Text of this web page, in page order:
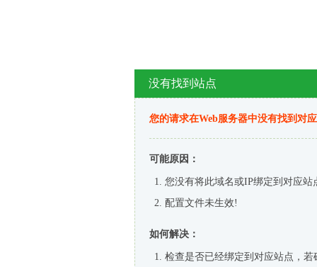
没有找到站点
您的请求在Web服务器中没有找到对
可能原因：
您没有将此域名或IP绑定到对应站
配置文件未生效!
如何解决：
检查是否已经绑定到对应站点，